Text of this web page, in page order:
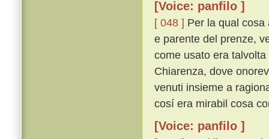
[Voice: panfilo ]
[ 048 ] Per la qual
e parente del prenze,
come usato era
Chiarenza, dove
venuti insieme a
cosí era mirabil cosa
[Voice: panfilo ]